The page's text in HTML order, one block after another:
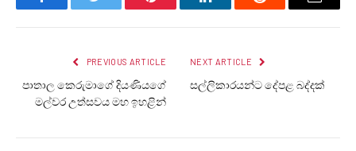
FacebookTwitter Pinterest LinkedInReddit Email
PREVIOUS ARTICLE
පාතාල කෙරුමාගේ දියණියගේ
මල්වර උත්සවය මහ ඉහළින්
NEXT ARTICLE
සල්ලිකාරයන්ට දේපළ බද්දක්